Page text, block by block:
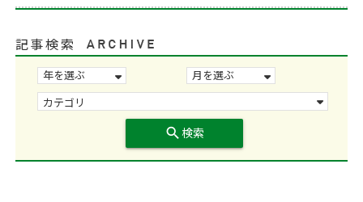
記事検索
search検索